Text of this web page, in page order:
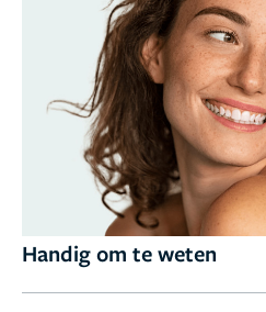
Handig om te weten